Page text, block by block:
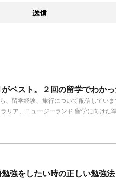
ベスト。２回の留学でわか
、留学経験、旅行について配信してい
リア、ニュージーランド 留学に向けた
強をしたい時の正しい勉強